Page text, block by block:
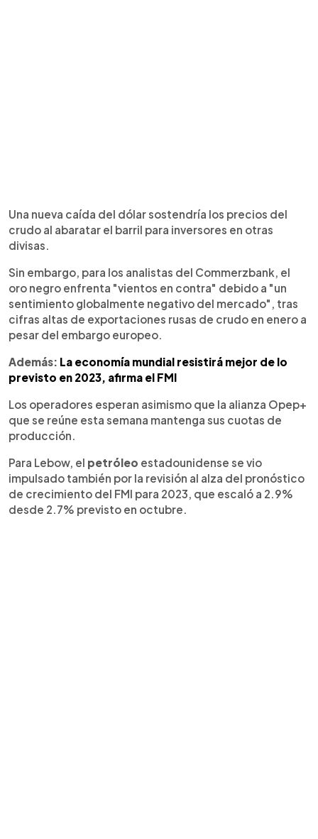
Una nueva caída del dólar sostendría los precios del
crudo al abaratar el barril para inversores en otras
divisas.
Sin embargo, para los analistas del Commerzbank, el
oro negro enfrenta "vientos en contra" debido a "un
sentimiento globalmente negativo del mercado", tras
cifras altas de exportaciones rusas de crudo en enero a
pesar del embargo europeo.
Además: La economía mundial resistirá mejor de lo
previsto en 2023, afirma el FMI
Los operadores esperan asimismo que la alianza Opep+
que se reúne esta semana mantenga sus cuotas de
producción.
Para Lebow, el petróleo estadounidense se vio
impulsado también por la revisión al alza del pronóstico
de crecimiento del FMI para 2023, que escaló a 2.9%
desde 2.7% previsto en octubre.